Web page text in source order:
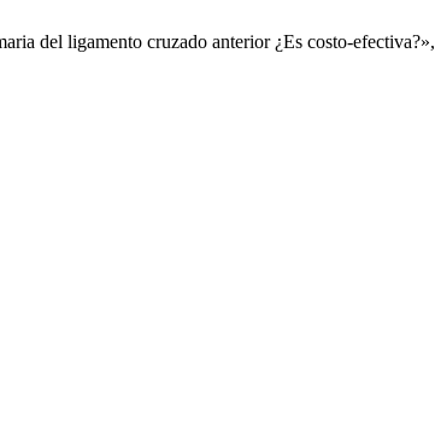
del ligamento cruzado anterior ¿Es costo-efectiva?»,